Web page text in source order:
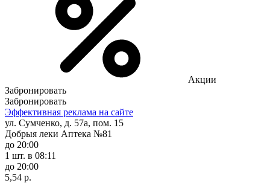
Акции
Забронировать
Забронировать
Эффективная реклама на сайте
ул. Сумченко, д. 57а, пом. 15
Добрыя леки Аптека №81
до 20:00
1 шт. в 08:11
до 20:00
5,54 р.